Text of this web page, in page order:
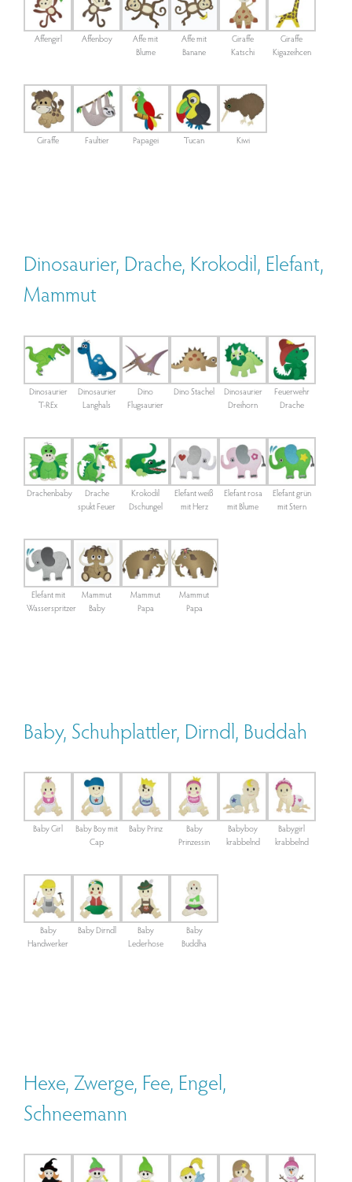
Affengirl Affenboy
Affe mit
Blume
Affe mit
Banane
Giraffe
Katschi
Giraffe
Kigazeihcen
Giraffe Faultier Papagei Tucan Kiwi
Dinosaurier, Drache, Krokodil, Elefant,
Mammut
Dinosaurier
T-REx
Dinosaurier
Langhals
Dino
Flugsaurier
Dino Stachel
Dinosaurier
Dreihorn
Feuerwehr
Drache
Drachenbaby
Drache
spukt Feuer
Krokodil
Dschungel
Elefant weiß
mit Herz
Elefant rosa
mit Blume
Elefant grün
mit Stern
Elefant mit
Wasserspritzer
Mammut
Baby
Mammut
Papa
Mammut
Papa
Baby, Schuhplattler, Dirndl, Buddah
Baby Girl
Baby Boy mit
Cap
Baby Prinz
Baby
Prinzessin
Babyboy
krabbelnd
Babygirl
krabbelnd
Baby
Handwerker
Baby Dirndl
Baby
Lederhose
Baby
Buddha
Hexe, Zwerge, Fee, Engel,
Schneemann